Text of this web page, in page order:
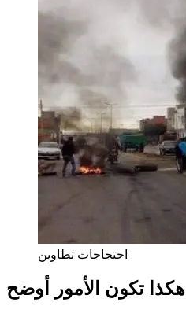
احتجاجات تطاوين
هكذا تكون الأمور أوضح